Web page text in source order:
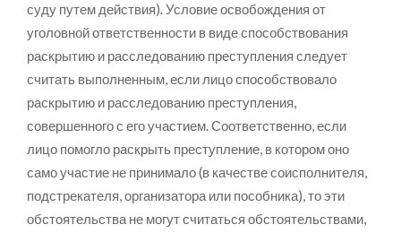
суду путем действия). Условие освобождения от
уголовной ответственности в виде способствования
раскрытию и расследованию преступления следует
считать выполненным, если лицо способствовало
раскрытию и расследованию преступления,
совершенного с его участием. Соответственно, если
лицо помогло раскрыть преступление, в котором оно
само участие не принимало (в качестве соисполнителя,
подстрекателя, организатора или пособника), то эти
обстоятельства не могут считаться обстоятельствами,